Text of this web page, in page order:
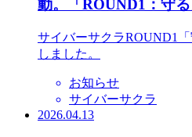
動。「ROUND1：守
サイバーサクラROUND1
しました。
お知らせ
サイバーサクラ
2026.04.13